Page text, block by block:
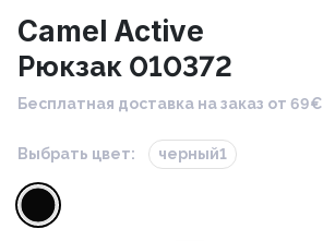
Camel Active
Рюкзак 010372
Бесплатная доставка на заказ от 69€
Выбрать цвет: черный1